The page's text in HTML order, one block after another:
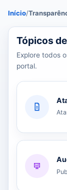
Início/
0 tópicos
Tópicos
Explore todos
portal.